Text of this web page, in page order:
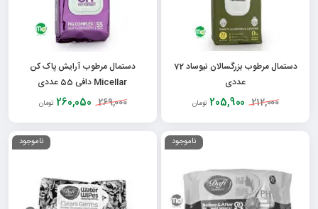
دستمال مرطوب بزرگسالان نیوساد 72
عددی
212,000
205,900 تومان
دستمال مرطوب آرایش پاک کن
Micellar دافی 55 عددی
269,000
260,050 تومان
ناموجود ناموجود